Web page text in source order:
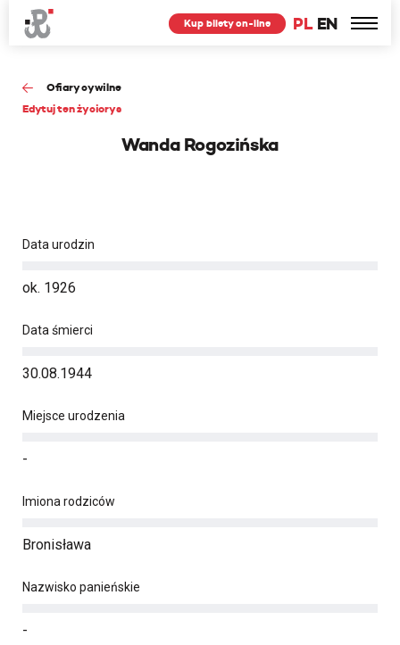
PL EN
Kup bilety on-line
Ofiary cywilne
Edytuj ten życiorys
Wanda Rogozińska
Data urodzin
ok. 1926
Data śmierci
30.08.1944
Miejsce urodzenia
-
Imiona rodziców
Bronisława
Nazwisko panieńskie
-